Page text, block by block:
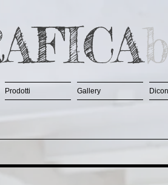
Prodotti Gallery